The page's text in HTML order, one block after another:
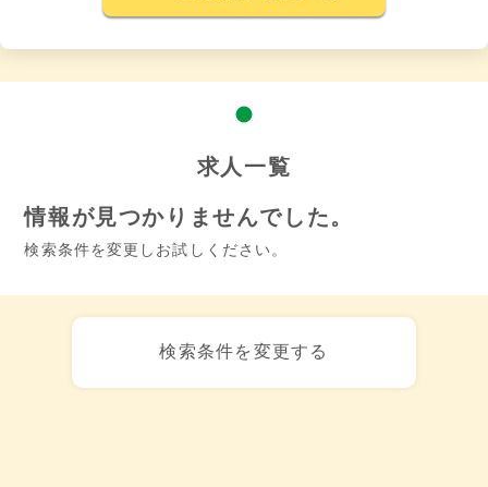
求人一覧
情報が見つかりませんでした。
検索条件を変更しお試しください。
検索条件を変更する